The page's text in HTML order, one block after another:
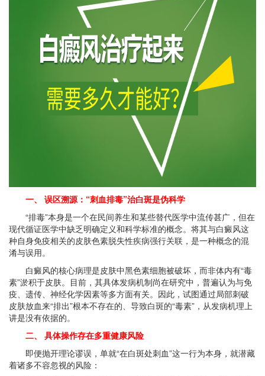
一、 误区溯源：“刺血排毒”治白斑是伪科学
“排毒”本身是一个在民间养生和某些替代医学中流传甚广，但在
现代循证医学中缺乏明确定义和科学标准的概念。将其与白癜风这
种自身免疫相关的皮肤色素脱失性疾病强行关联，是一种概念的混
淆与误用。
白癜风的核心病理是皮肤中黑色素细胞被破坏，而非体内有“毒
素”淤积于皮肤。目前，其具体发病机制尚在研究中，普遍认为与免
疫、遗传、神经化学因素等多方面有关。因此，试图通过局部刺破
皮肤放血来“排出”根本不存在的、导致白斑的“毒素”，从发病机理上
讲是没有依据的。
二、 具体操作存在多重健康风险
即便抛开理论谬误，单就“在白斑处刺血”这一行为本身，就潜藏
着诸多不容忽视的风险：